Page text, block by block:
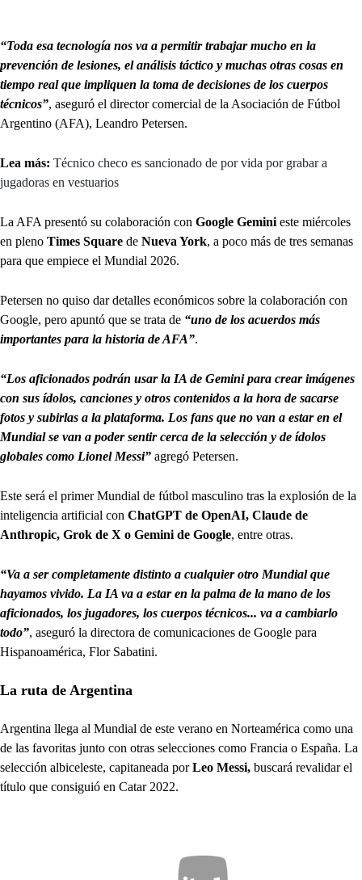
“Toda esa tecnología nos va a permitir trabajar mucho en la
prevención de lesiones, el análisis táctico y muchas otras cosas en
tiempo real que impliquen la toma de decisiones de los cuerpos
técnicos”, aseguró el director comercial de la Asociación de Fútbol
Argentino (AFA), Leandro Petersen.
Lea más: Técnico checo es sancionado de por vida por grabar a
jugadoras en vestuarios
La AFA presentó su colaboración con Google Gemini este miércoles
en pleno Times Square de Nueva York, a poco más de tres semanas
para que empiece el Mundial 2026.
Petersen no quiso dar detalles económicos sobre la colaboración con
Google, pero apuntó que se trata de “uno de los acuerdos más
importantes para la historia de AFA”.
“Los aficionados podrán usar la IA de Gemini para crear imágenes
con sus ídolos, canciones y otros contenidos a la hora de sacarse
fotos y subirlas a la plataforma. Los fans que no van a estar en el
Mundial se van a poder sentir cerca de la selección y de ídolos
globales como Lionel Messi” agregó Petersen.
Este será el primer Mundial de fútbol masculino tras la explosión de la
inteligencia artificial con ChatGPT de OpenAI, Claude de
Anthropic, Grok de X o Gemini de Google, entre otras.
“Va a ser completamente distinto a cualquier otro Mundial que
hayamos vivido. La IA va a estar en la palma de la mano de los
aficionados, los jugadores, los cuerpos técnicos... va a cambiarlo
todo”, aseguró la directora de comunicaciones de Google para
Hispanoamérica, Flor Sabatini.
La ruta de Argentina
Argentina llega al Mundial de este verano en Norteamérica como una
de las favoritas junto con otras selecciones como Francia o España. La
selección albiceleste, capitaneada porLeo Messi, buscará revalidar el
título que consiguió en Catar 2022.